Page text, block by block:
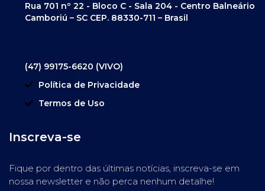
Rua 701 nº 22 - Bloco C - Sala 204 - Centro Balneário
Camboriú – SC CEP. 88330-711 – Brasil
(47) 99175-6620 (VIVO)
Política de Privacidade
Termos de Uso
Inscreva-se
Fique por dentro das últimas notícias, inscreva-se em
nossa newsletter e não perca nenhum detalhe!